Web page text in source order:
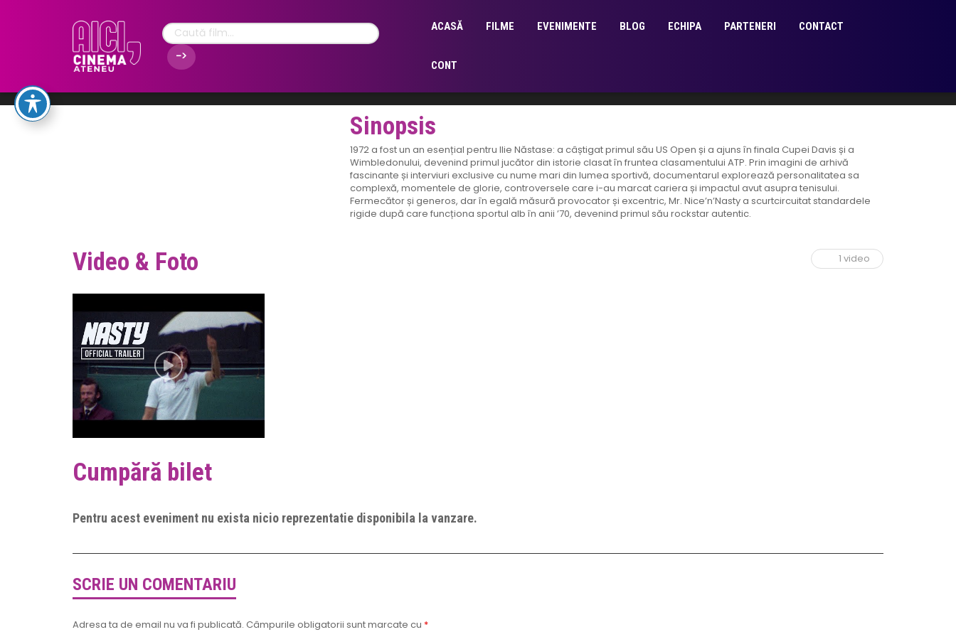
ACASĂ FILME EVENIMENTE BLOG ECHIPA PARTENERI CONTACT
CONT
Genul:
Documentar
Filme
Limba:
Sinopsis
1972 a fost un an esențial pentru Ilie Năstase: a câștigat primul său US Open și a ajuns în finala Cupei Davis și a
Wimbledonului, devenind primul jucător din istorie clasat în fruntea clasamentului ATP. Prin imagini de arhivă
fascinante și interviuri exclusive cu nume mari din lumea sportivă, documentarul explorează personalitatea sa
complexă, momentele de glorie, controversele care i-au marcat cariera și impactul avut asupra tenisului.
Fermecător și generos, dar în egală măsură provocator și excentric, Mr. Nice’n’Nasty a scurtcircuitat standardele
rigide după care funcționa sportul alb în anii ’70, devenind primul său rockstar autentic.
Video & Foto 1 video
Cumpără bilet
Pentru acest eveniment nu exista nicio reprezentatie disponibila la vanzare.
SCRIE UN COMENTARIU
Adresa ta de email nu va fi publicată. Câmpurile obligatorii sunt marcate cu *